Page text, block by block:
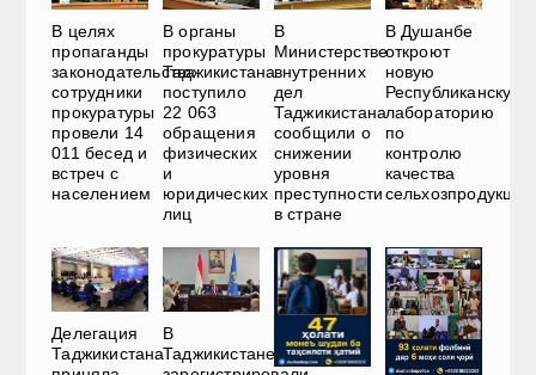
В целях
пропаганды
законодательства
сотрудники
прокуратуры
провели 14
011 бесед и
встреч с
населением
В органы
прокуратуры
Таджикистана
поступило
22 063
обращения
физических
и
юридических
лиц
В
Министерстве
внутренних
дел
Таджикистана
сообщили о
снижении
уровня
преступности
в стране
В Душанбе
откроют
новую
Республиканскую
лабораторию
по
контролю
качества
сельхозпродукции
Делегация
Таджикистана
В
Таджикистане